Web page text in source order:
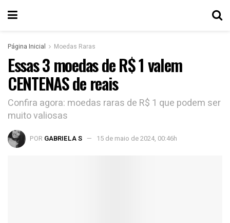
Página Inicial Moedas Raras
Essas 3 moedas de R$ 1 valem
CENTENAS de reais
Confira agora: moedas raras de R$ 1 que podem ser
muito valiosas
POR GABRIELA S 15 de maio de 2024, 00:46h